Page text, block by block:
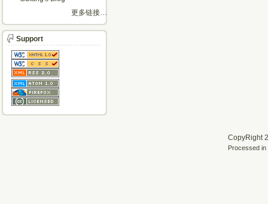
更多链接…
Support
CopyRight
Processed in